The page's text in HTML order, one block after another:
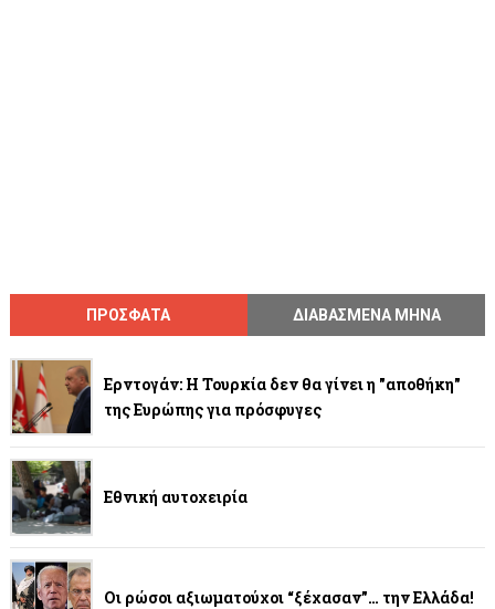
ΠΡΟΣΦΑΤΑ ΔΙΑΒΑΣΜΕΝΑ ΜΗΝΑ
Ερντογάν: Η Τουρκία δεν θα γίνει η "αποθήκη"
της Ευρώπης για πρόσφυγες
Εθνική αυτοχειρία
Οι ρώσοι αξιωματούχοι “ξέχασαν”… την Ελλάδα!